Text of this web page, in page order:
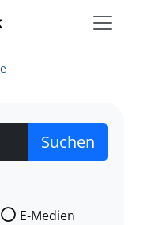
der Sie suchen wollen.
E-Medien